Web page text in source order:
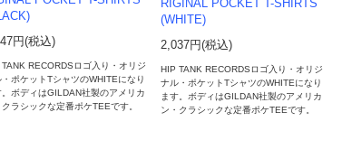
円(税込)
RECORDSロゴ入り・オリジ
・ポケットTシャツのWHITEになり
。ボディはGILDAN社製のアメリカ
クラシックな定番ポケTEEです。
RIGINAL POCKET T-SHIRTS
(WHITE)
2,037円(税込)
HIP TANK RECORDSロゴ入り・オリジ
ナル・ポケットTシャツのWHITEになり
ます。ボディはGILDAN社製のアメリカ
ン・クラシックな定番ポケTEEです。